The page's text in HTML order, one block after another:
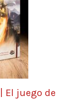
El juego de